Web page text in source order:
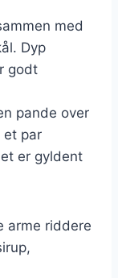
med
Dyp
godt
pande over
et par
er gyldent
arme riddere